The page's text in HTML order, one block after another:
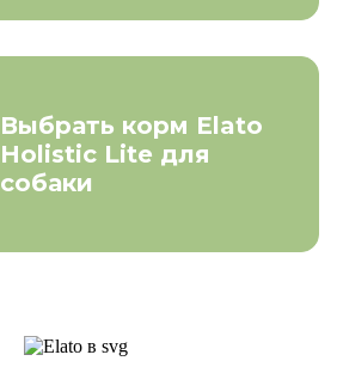
Выбрать корм Elato
Holistic Lite для
собаки